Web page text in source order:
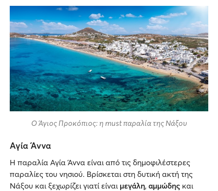
Ο Άγιος Προκόπιος: η must παραλία της Νάξου
Αγία Άννα
Η παραλία Αγία Άννα είναι από τις δημοφιλέστερες
παραλίες του νησιού. Βρίσκεται στη δυτική ακτή της
Νάξου και ξεχωρίζει γιατί είναι μεγάλη, αμμώδης και